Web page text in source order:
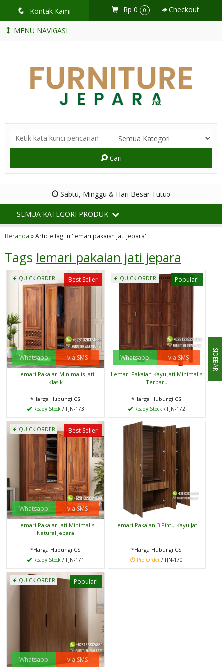
q Kontak Kami Rp 0 0 Checkout
MENU NAVIGASI
Cari
Sabtu, Minggu & Hari Besar Tutup
SEMUA KATEGORI PRODUK
Beranda »Article tag in 'lemari pakaian jati jepara'
Tags lemari pakaian jati jepara
Best Seller
QUICK ORDER
Whatsapp via SMS
Lemari Pakaian Minimalis Jati
Klasik
*Harga Hubungi CS
Ready Stock / FJN-173
Popular!
QUICK ORDER
Whatsapp via SMS
Lemari Pakaian Kayu Jati Minimalis
Terbaru
*Harga Hubungi CS
Ready Stock / FJN-172
Best Seller
QUICK ORDER
Whatsapp via SMS
Lemari Pakaian Jati Minimalis
Natural Jepara
*Harga Hubungi CS
Ready Stock / FJN-171
Lemari Pakaian 3 Pintu Kayu Jati
*Harga Hubungi CS
Pre Order/ FJN-170
Popular!
QUICK ORDER
Whatsapp via SMS
SIDEBAR